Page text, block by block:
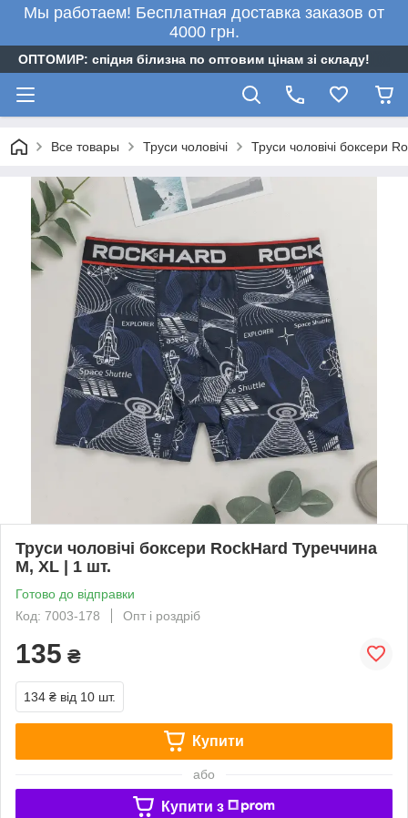
Мы работаем! Бесплатная доставка заказов от
4000 грн.
ОПТОМИР: спідня білизна по оптовим цінам зі складу!
Все товары Труси чоловічі Труси чоловічі боксери
Труси чоловічі боксери RockHard Туреччина
M, XL | 1 шт.
Готово до відправки
Код: 7003-178
Опт і роздріб
135 ₴
134 ₴ від 10 шт.
Купити
або
Купити з